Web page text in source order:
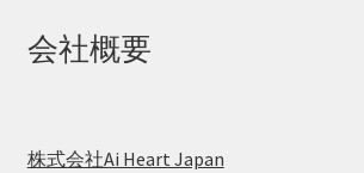
会社概要
株式会社Ai Heart Japan